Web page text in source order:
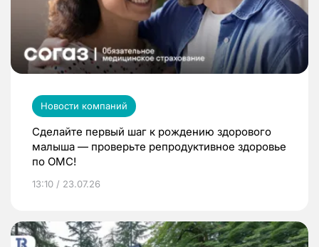
Новости компаний
Сделайте первый шаг к рождению здорового
малыша — проверьте репродуктивное здоровье
по ОМС!
13:10 / 23.07.26